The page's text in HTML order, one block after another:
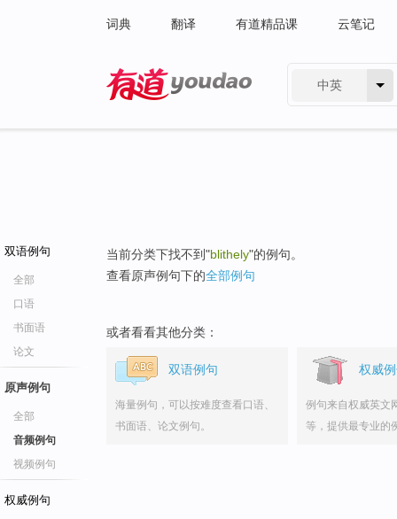
词典 翻译 有道精品课 云笔记
中英
双语例句
全部
口语
书面语
论文
原声例句
全部
音频例句
视频例句
权威例句
当前分类下找不到"blithely"的例句。
查看原声例句下的全部例句
或者看看其他分类：
双语例句
海量例句，可以按难度查看口语、
书面语、论文例句。
权威
例句来自权威英文
等，提供最专业的